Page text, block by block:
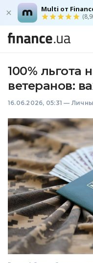
Multi от
100% льгота
ветеранов:
16.06.2026, 05:31 —